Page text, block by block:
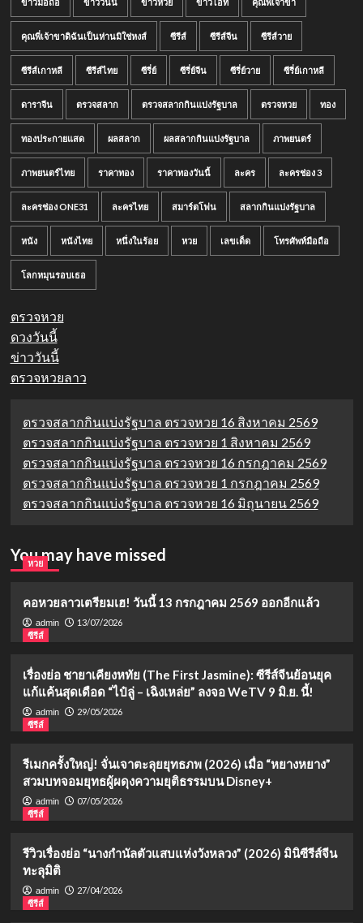
คุณพี่เจ้าขาดิฉันเป็นห่านมิใช่หงส์ ซีรีส์ ซีรีส์จีน ซีรีส์วาย
ซีรีส์เกาหลี ซีรีส์ไทย ซีรี่ย์ ซีรี่ย์จีน ซีรี่ย์วาย ซีรี่ย์เกาหลี
ดาราจีน ตรวจสลาก ตรวจสลากกินแบ่งรัฐบาล ตรวจหวย ทอง
ทองประกายแสด ผลสลาก ผลสลากกินแบ่งรัฐบาล ภาพยนตร์
ภาพยนตร์ไทย ราคาทอง ราคาทองวันนี้ ละคร ละครช่อง 3
ละครช่อง ONE31 ละครไทย สมาร์ตโฟน สลากกินแบ่งรัฐบาล
หนัง หนังไทย หนึ่งในร้อย หวย เลขเด็ด โทรศัพท์มือถือ
โลกหมุนรอบเธอ
ตรวจหวย
ดวงวันนี้
ข่าววันนี้
ตรวจหวยลาว
ตรวจสลากกินแบ่งรัฐบาล ตรวจหวย 16 สิงหาคม 2569
ตรวจสลากกินแบ่งรัฐบาล ตรวจหวย 1 สิงหาคม 2569
ตรวจสลากกินแบ่งรัฐบาล ตรวจหวย 16 กรกฎาคม 2569
ตรวจสลากกินแบ่งรัฐบาล ตรวจหวย 1 กรกฎาคม 2569
ตรวจสลากกินแบ่งรัฐบาล ตรวจหวย 16 มิถุนายน 2569
You may have missed
หวย
คอหวยลาวเตรียมเฮ! วันนี้ 13 กรกฎาคม 2569 ออกอีกแล้ว
admin
13/07/2026
ซีรีส์
เรื่องย่อ ชายาเคียงหทัย (The First Jasmine): ซีรีส์จีนย้อนยุค
แก้แค้นสุดเดือด “ไป๋ลู่ – เฉิงเหล่ย” ลงจอ WeTV 9 มิ.ย. นี้!
admin
29/05/2026
ซีรีส์
รีเมกครั้งใหญ่! จั่นเจาตะลุยยุทธภพ (2026) เมื่อ “หยางหยาง”
สวมบทจอมยุทธผู้ผดุงความยุติธรรมบน Disney+
admin
07/05/2026
ซีรีส์
รีวิวเรื่องย่อ “นางกำนัลตัวแสบแห่งวังหลวง” (2026) มินิซีรีส์จีน
ทะลุมิติ
admin
27/04/2026
ซีรีส์